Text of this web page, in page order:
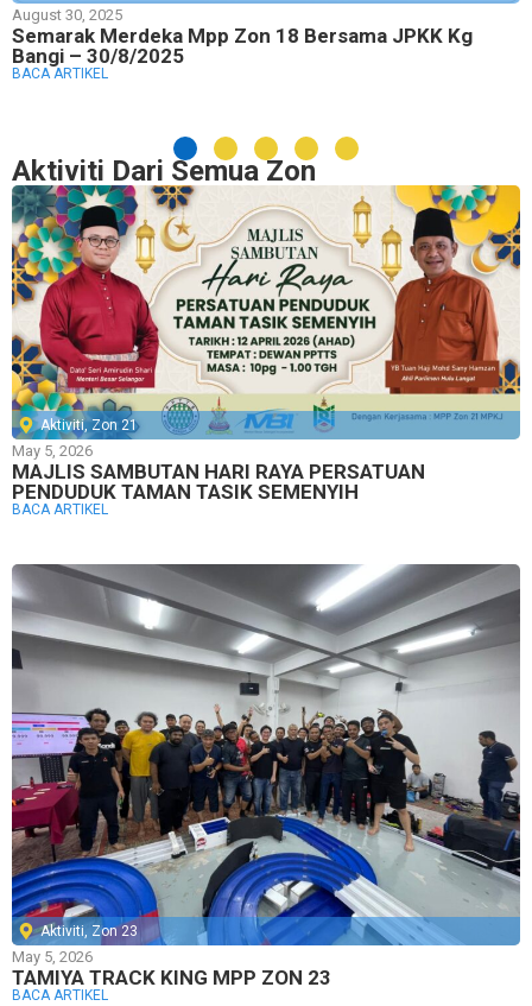
August 30, 2025
Semarak Merdeka Mpp Zon 18 Bersama JPKK Kg
Bangi – 30/8/2025
BACA ARTIKEL
Aktiviti Dari Semua Zon
Aktiviti,Zon 21
May 5, 2026
MAJLIS SAMBUTAN HARI RAYA PERSATUAN
PENDUDUK TAMAN TASIK SEMENYIH
BACA ARTIKEL
Aktiviti, Zon 23
May 5, 2026
TAMIYA TRACK KING MPP ZON 23
BACA ARTIKEL